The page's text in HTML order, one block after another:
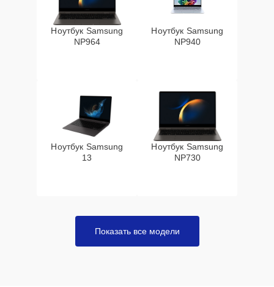
Ноутбук Samsung
NP964
Ноутбук Samsung
NP940
Ноутбук Samsung
13
Ноутбук Samsung
NP730
Показать все модели